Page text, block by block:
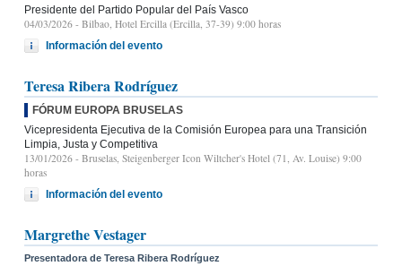
Presidente del Partido Popular del País Vasco
04/03/2026 - Bilbao, Hotel Ercilla (Ercilla, 37-39) 9:00 horas
Información del evento
Teresa Ribera Rodríguez
FÓRUM EUROPA BRUSELAS
Vicepresidenta Ejecutiva de la Comisión Europea para una Transición
Limpia, Justa y Competitiva
13/01/2026 - Bruselas, Steigenberger Icon Wiltcher's Hotel (71, Av. Louise) 9:00
horas
Información del evento
Margrethe Vestager
Presentadora de Teresa Ribera Rodríguez